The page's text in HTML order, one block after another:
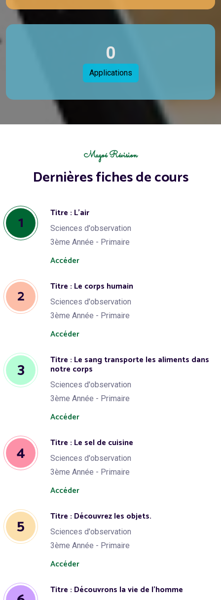
0
Applications
Magoé Révision
Dernières fiches de cours
1 Titre : L'air
Sciences d'observation
3ème Année - Primaire
Accéder
2 Titre : Le corps humain
Sciences d'observation
3ème Année - Primaire
Accéder
3 Titre : Le sang transporte les aliments dans
notre corps
Sciences d'observation
3ème Année - Primaire
Accéder
4 Titre : Le sel de cuisine
Sciences d'observation
3ème Année - Primaire
Accéder
5 Titre : Découvrez les objets.
Sciences d'observation
3ème Année - Primaire
Accéder
Titre : Découvrons la vie de l'homme